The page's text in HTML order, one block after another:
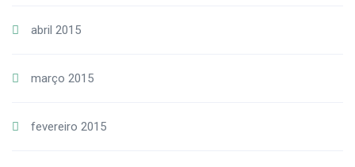
abril 2015
março 2015
fevereiro 2015